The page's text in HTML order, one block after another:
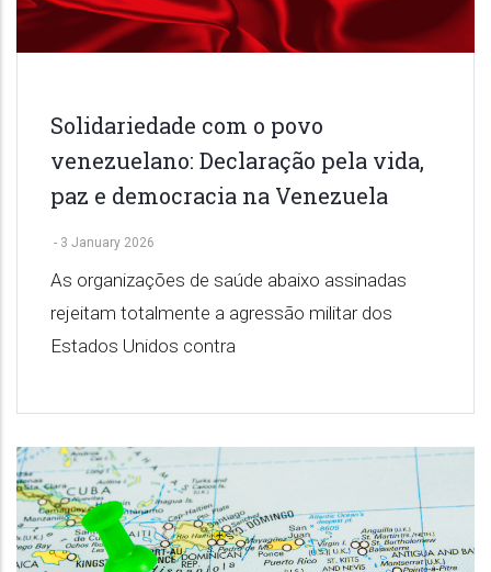
Solidariedade com o povo
venezuelano: Declaração pela vida,
paz e democracia na Venezuela
- 3 January 2026
As organizações de saúde abaixo assinadas
rejeitam totalmente a agressão militar dos
Estados Unidos contra